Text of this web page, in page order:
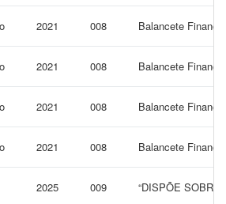
2021 008 Balancete
2021 008 Balancete
2021 008 Balancete
2021 008 Balancete
2025 009 “DISPÕE SOBRE